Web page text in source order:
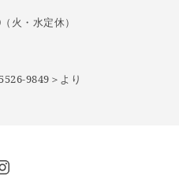
火・水定休）
9849＞より